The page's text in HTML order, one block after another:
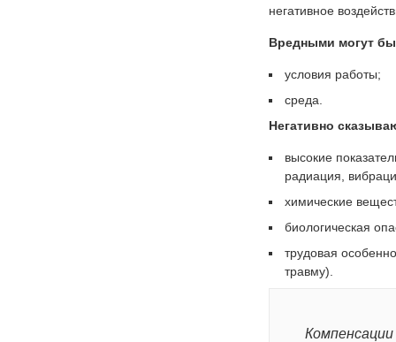
негативное
Вредными могут
условия работы;
среда.
Негативно
высокие
радиация,
химические
биологическая
трудовая
травму).
Компенсации